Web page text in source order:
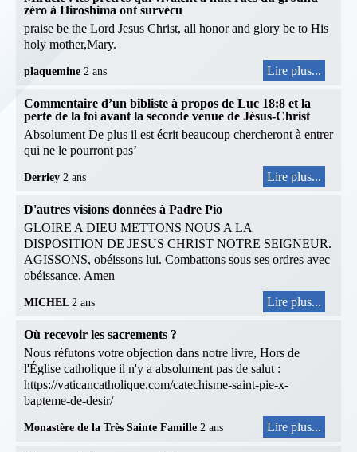
zéro à Hiroshima ont survécu
praise be the Lord Jesus Christ, all honor and glory be to His
holy mother,Mary.
plaquemine 2 ans Lire plus...
Commentaire d’un bibliste à propos de Luc 18:8 et la
perte de la foi avant la seconde venue de Jésus-Christ
Absolument De plus il est écrit beaucoup chercheront à entrer
qui ne le pourront pas’
Derriey 2 ans Lire plus...
D'autres visions données à Padre Pio
GLOIRE A DIEU METTONS NOUS A LA
DISPOSITION DE JESUS CHRIST NOTRE SEIGNEUR.
AGISSONS, obéissons lui. Combattons sous ses ordres avec
obéissance. Amen
MICHEL 2 ans Lire plus...
Où recevoir les sacrements ?
Nous réfutons votre objection dans notre livre, Hors de
l'Église catholique il n'y a absolument pas de salut :
https://vaticancatholique.com/catechisme-saint-pie-x-
bapteme-de-desir/
Monastère de la Très Sainte Famille 2 ans Lire plus...